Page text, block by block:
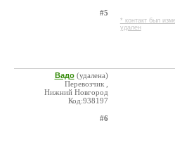
#5
* контакт был
удален
Вадо (удалена)
Перевозчик ,
Нижний Новгород
Код:938197
#6